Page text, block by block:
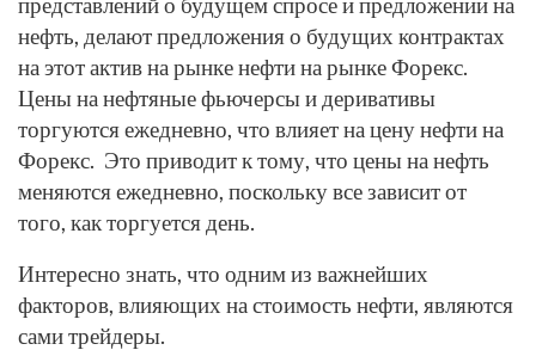
нефть, делают предложения о будущих контрактах
на этот актив на рынке нефти на рынке Форекс.
Цены на нефтяные фьючерсы и деривативы
торгуются ежедневно, что влияет на цену нефти на
Форекс. Это приводит к тому, что цены на нефть
меняются ежедневно, поскольку все зависит от
того, как торгуется день.
Интересно знать, что одним из важнейших
факторов, влияющих на стоимость нефти, являются
сами трейдеры.